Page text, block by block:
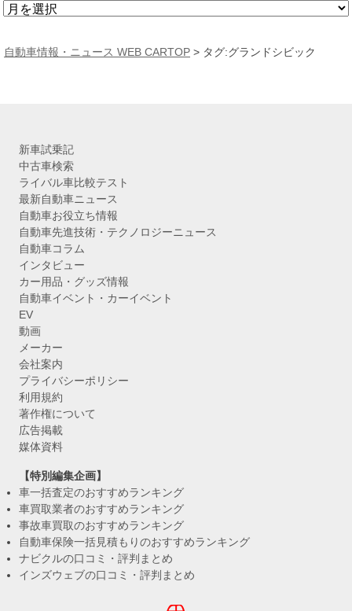
ア
カ
自動車情報・ニュース WEB CARTOP > タグ:グランドシビック
新車試乗記
中古車検索
ライバル車比較テスト
最新自動車ニュース
自動車お役立ち情報
自動車先進技術・テクノロジーニュース
自動車コラム
インタビュー
カー用品・グッズ情報
自動車イベント・カーイベント
EV
動画
メーカー
会社案内
プライバシーポリシー
利用規約
著作権について
広告掲載
媒体資料
【特別編集企画】
車一括査定のおすすめランキング
車買取業者のおすすめランキング
事故車買取のおすすめランキング
自動車保険一括見積もりのおすすめランキング
ナビクルの口コミ・評判まとめ
インズウェブの口コミ・評判まとめ